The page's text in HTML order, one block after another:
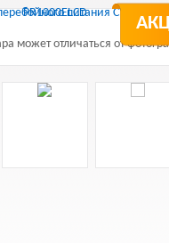
может отличаться от